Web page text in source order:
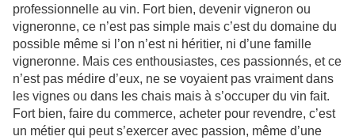
professionnelle au vin. Fort bien, devenir vigneron ou
vigneronne, ce n’est pas simple mais c’est du domaine du
possible même si l’on n’est ni héritier, ni d’une famille
vigneronne. Mais ces enthousiastes, ces passionnés, et ce
n’est pas médire d’eux, ne se voyaient pas vraiment dans
les vignes ou dans les chais mais à s’occuper du vin fait.
Fort bien, faire du commerce, acheter pour revendre, c’est
un métier qui peut s’exercer avec passion, même d’une